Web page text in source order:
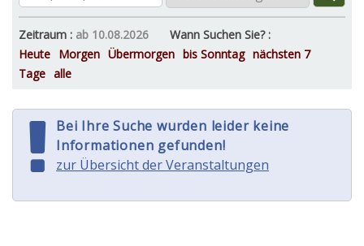
Zeitraum : ab 10.08.2026
Wann Suchen Sie? :
Heute Morgen Übermorgen bis Sonntag nächsten 7
Tage alle
Bei Ihre Suche wurden leider keine
Informationen gefunden!
zur Übersicht der Veranstaltungen